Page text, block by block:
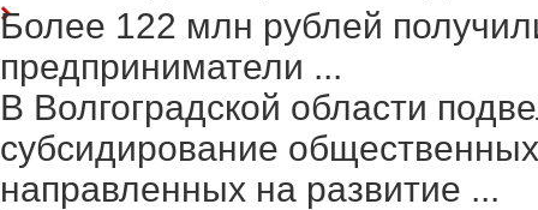
Более 122 млн рублей
предприниматели ...
В Волгоградской области
субсидирование
направленных на развитие ...